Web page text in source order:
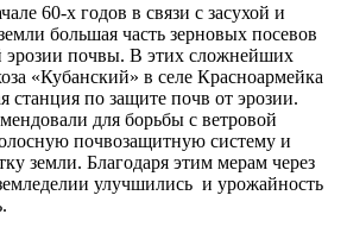
60-х годов в связи с засухой и
большая часть зерновых посевов
эрозии почвы. В этих сложнейших
«Кубанский» в селе Красноармейка
станция по защите почв от эрозии.
для борьбы с ветровой
почвозащитную систему и
земли. Благодаря этим мерам через
улучшились и урожайность